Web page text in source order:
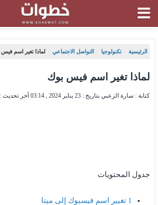
الرئيسية ، تكنولوجيا ، التواصل الاجتماعي ، لماذا تغير اسم
لماذا تغير اسم فيس بوك
كتابة : سارة الزعبي بتاريخ : 23 يناير 2024 , 03:14 آخر تحديث :
جدول المحتويات
1 تغيير اسم فيسبوك إلى ميتا